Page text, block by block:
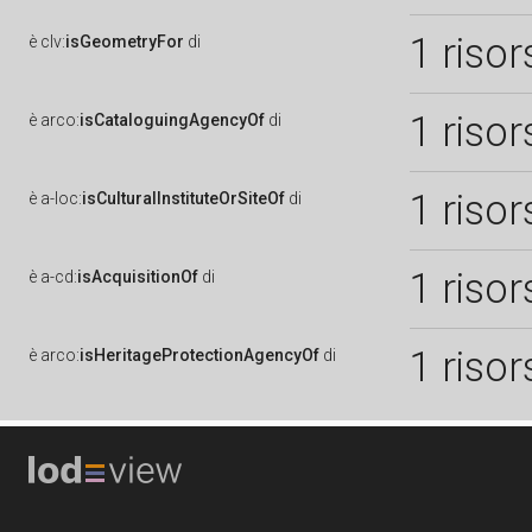
è clv:isGeometryFor di 1
è arco:isCataloguingAgencyOf di 1
è a-loc:isCulturalInstituteOrSiteOf di 1
è a-cd:isAcquisitionOf di 1
è arco:isHeritageProtectionAgencyOf di 1